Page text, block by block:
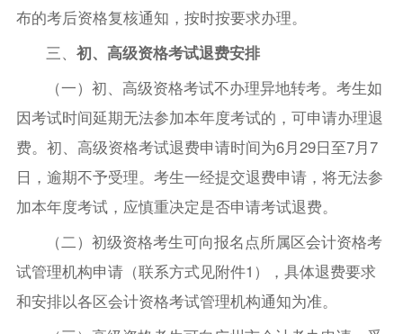
布的考后资格复核通知，按时按要求办理。
三、初、高级资格考试退费安排
（一）初、高级资格考试不办理异地转考。考生如
因考试时间延期无法参加本年度考试的，可申请办理退
费。初、高级资格考试退费申请时间为6月29日至7月7
日，逾期不予受理。考生一经提交退费申请，将无法参
加本年度考试，应慎重决定是否申请考试退费。
（二）初级资格考生可向报名点所属区会计资格考
试管理机构申请（联系方式见附件1），具体退费要求
和安排以各区会计资格考试管理机构通知为准。